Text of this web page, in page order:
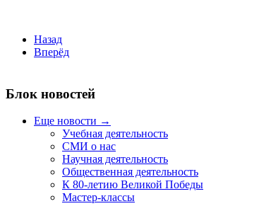
Назад
Вперёд
Блок новостей
Еще новости →
Учебная деятельность
СМИ о нас
Научная деятельность
Общественная деятельность
К 80-летию Великой Победы
Мастер-классы